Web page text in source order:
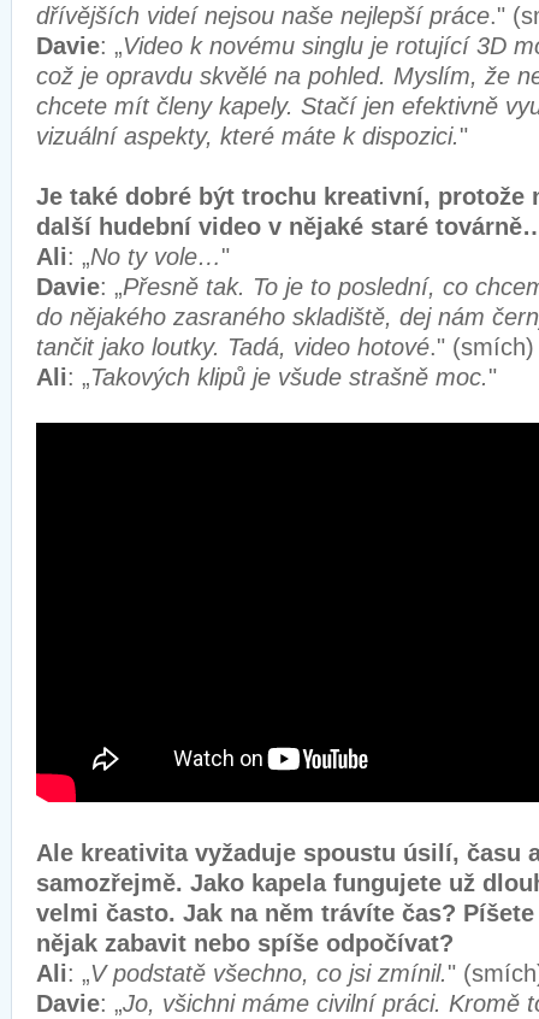
dřívějších videí nejsou naše nejlepší práce."
Davie: „Video k novému singlu je rotující 3D
což je opravdu skvělé na pohled. Myslím, že
chcete mít členy kapely. Stačí jen efektivně
vizuální aspekty, které máte k dispozici."
Je také dobré být trochu kreativní, protože
další hudební video v nějaké staré
Ali: „No ty vole…"
Davie: „Přesně tak. To je to poslední, co
do nějakého zasraného skladiště, dej nám
tančit jako loutky. Tadá, video hotové." (smích)
Ali: „Takových klipů je všude strašně moc."
Ale kreativita vyžaduje spoustu úsilí, času
samozřejmě. Jako kapela fungujete už
velmi často. Jak na něm trávíte čas?
nějak zabavit nebo spíše odpočívat?
Ali: „V podstatě všechno, co jsi zmínil."
Davie: „Jo, všichni máme civilní práci. Kromě